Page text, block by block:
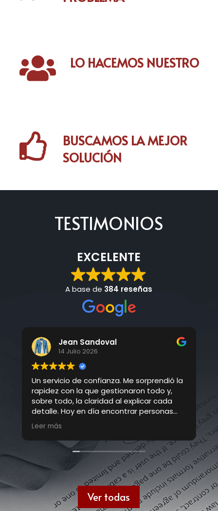
 LO HACEMOS NUESTRO

BUSCAMOS LA MEJOR
SOLUCIÓN
TESTIMONIOS
EXCELENTE
A base de 384 reseñas
Anleybert Martinez
14 Julio 2026
Estoy muy satisfecho con la atención
recibida. Me ayudaron en un proceso que
parecía complicado y lo hicieron de una
forma sencilla y cercana. Agradezco
mucho la profesionalidad, la honestidad y
el trato recibido.
Leer más
Ver todas